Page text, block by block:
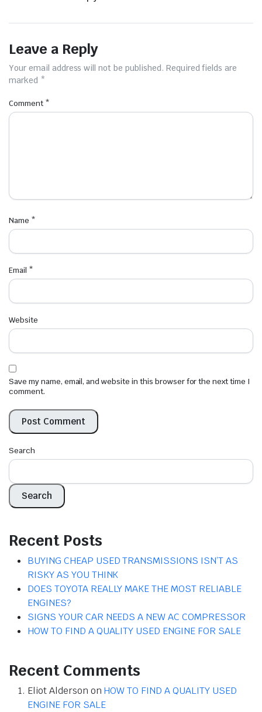
Leave a Reply
Your email address will not be published. Required fields are
marked *
Comment *
Name *
Email *
Website
Save my name, email, and website in this browser for the next time I
comment.
Search
Search
Recent Posts
BUYING CHEAP USED TRANSMISSIONS ISN’T AS
RISKY AS YOU THINK
DOES TOYOTA REALLY MAKE THE MOST RELIABLE
ENGINES?
SIGNS YOUR CAR NEEDS A NEW AC COMPRESSOR
HOW TO FIND A QUALITY USED ENGINE FOR SALE
Recent Comments
Eliot Alderson on HOW TO FIND A QUALITY USED
ENGINE FOR SALE